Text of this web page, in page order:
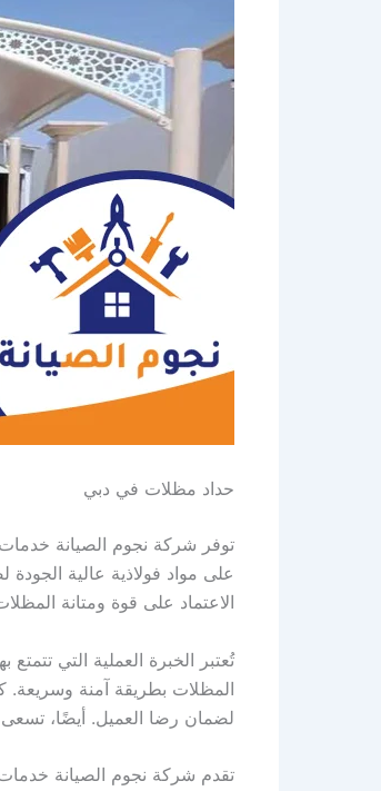
حداد مظلات في دبي
توفر شركة نجوم الصيانة
على مواد فولاذية عالية
الاعتماد على قوة ومتانة
تُعتبر الخبرة العملية التي
المظلات بطريقة آمنة وسريعة.
لضمان رضا العميل. أيضًا،
تقدم شركة نجوم الصيانة خدمات